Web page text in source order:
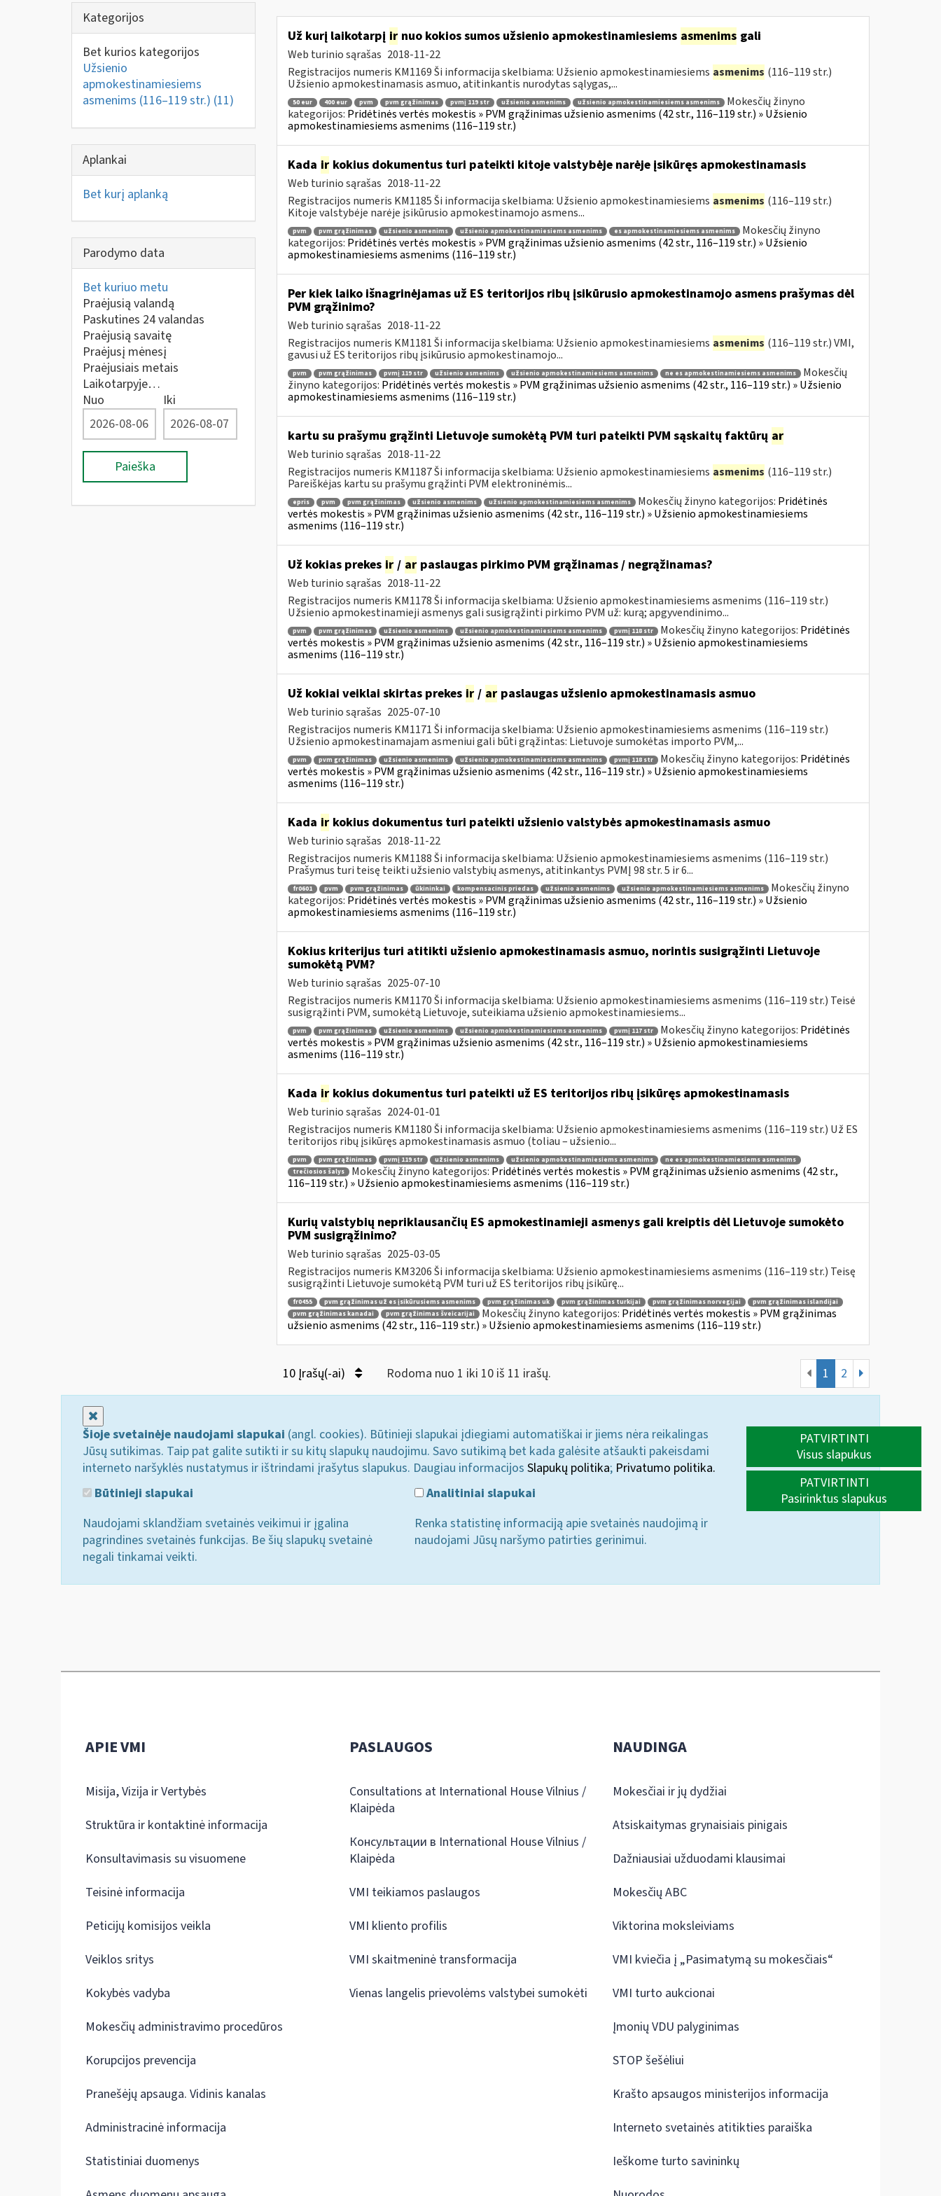
Kategorijos
Bet kurios kategorijos
Užsienio
apmokestinamiesiems
asmenims (116–119 str.) (11)
Aplankai
Bet kurį aplanką
Parodymo data
Bet kuriuo metu
Praėjusią valandą
Paskutines 24 valandas
Praėjusią savaitę
Praėjusį mėnesį
Praėjusiais metais
Laikotarpyje…
Nuo
Iki
Paieška
Už kurį laikotarpį irnuo kokios sumos užsienio apmokestinamiesiems asmenims gali
Web turinio sąrašas 2018-11-22
Registracijos numeris KM1169 Ši informacija skelbiama: Užsienio apmokestinamiesiems asmenims (116–119 str.)
Užsienio apmokestinamasis asmuo, atitinkantis nurodytas sąlygas,...
50 eur 400 eur pvm pvm grąžinimas pvmį 119 str užsienio asmenims užsienio apmokestinamiesiems asmenims
Mokesčių žinyno
kategorijos: Pridėtinės vertės mokestis » PVM grąžinimas užsienio asmenims (42 str., 116–119 str.) » Užsienio
apmokestinamiesiems asmenims (116–119 str.)
Kada irkokius dokumentus turi pateikti kitoje valstybėje narėje įsikūręs apmokestinamasis
Web turinio sąrašas 2018-11-22
Registracijos numeris KM1185 Ši informacija skelbiama: Užsienio apmokestinamiesiems asmenims (116–119 str.)
Kitoje valstybėje narėje įsikūrusio apmokestinamojo asmens...
pvm pvm grąžinimas užsienio asmenims užsienio apmokestinamiesiems asmenims es apmokestinamiesiems asmenims
Mokesčių žinyno
kategorijos: Pridėtinės vertės mokestis » PVM grąžinimas užsienio asmenims (42 str., 116–119 str.) » Užsienio
apmokestinamiesiems asmenims (116–119 str.)
Per kiek laiko išnagrinėjamas už ES teritorijos ribų įsikūrusio apmokestinamojo asmens prašymas dėl
PVM grąžinimo?
Web turinio sąrašas 2018-11-22
Registracijos numeris KM1181 Ši informacija skelbiama: Užsienio apmokestinamiesiems asmenims (116–119 str.) VMI,
gavusi už ES teritorijos ribų įsikūrusio apmokestinamojo...
pvm pvm grąžinimas pvmį 119 str užsienio asmenims užsienio apmokestinamiesiems asmenims ne es apmokestinamiesiems asmenims
Mokesčių
žinyno kategorijos: Pridėtinės vertės mokestis » PVM grąžinimas užsienio asmenims (42 str., 116–119 str.) » Užsienio
apmokestinamiesiems asmenims (116–119 str.)
kartu su prašymu grąžinti Lietuvoje sumokėtą PVM turi pateikti PVM sąskaitų faktūrų ar
Web turinio sąrašas 2018-11-22
Registracijos numeris KM1187 Ši informacija skelbiama: Užsienio apmokestinamiesiems asmenims (116–119 str.)
Pareiškėjas kartu su prašymu grąžinti PVM elektroninėmis...
epris pvm pvm grąžinimas užsienio asmenims užsienio apmokestinamiesiems asmenims Mokesčių žinyno kategorijos: Pridėtinės
vertės mokestis » PVM grąžinimas užsienio asmenims (42 str., 116–119 str.) » Užsienio apmokestinamiesiems
asmenims (116–119 str.)
Už kokias prekes ir/ arpaslaugas pirkimo PVM grąžinamas / negrąžinamas?
Web turinio sąrašas 2018-11-22
Registracijos numeris KM1178 Ši informacija skelbiama: Užsienio apmokestinamiesiems asmenims (116–119 str.)
Užsienio apmokestinamieji asmenys gali susigrąžinti pirkimo PVM už: kurą; apgyvendinimo...
pvm pvm grąžinimas užsienio asmenims užsienio apmokestinamiesiems asmenims pvmį 118 str Mokesčių žinyno kategorijos: Pridėtinės
vertės mokestis » PVM grąžinimas užsienio asmenims (42 str., 116–119 str.) » Užsienio apmokestinamiesiems
asmenims (116–119 str.)
Už kokiai veiklai skirtas prekes ir/ arpaslaugas užsienio apmokestinamasis asmuo
Web turinio sąrašas 2025-07-10
Registracijos numeris KM1171 Ši informacija skelbiama: Užsienio apmokestinamiesiems asmenims (116–119 str.)
Užsienio apmokestinamajam asmeniui gali būti grąžintas: Lietuvoje sumokėtas importo PVM,...
pvm pvm grąžinimas užsienio asmenims užsienio apmokestinamiesiems asmenims pvmį 118 str Mokesčių žinyno kategorijos: Pridėtinės
vertės mokestis » PVM grąžinimas užsienio asmenims (42 str., 116–119 str.) » Užsienio apmokestinamiesiems
asmenims (116–119 str.)
Kada irkokius dokumentus turi pateikti užsienio valstybės apmokestinamasis asmuo
Web turinio sąrašas 2018-11-22
Registracijos numeris KM1188 Ši informacija skelbiama: Užsienio apmokestinamiesiems asmenims (116–119 str.)
Prašymus turi teisę teikti užsienio valstybių asmenys, atitinkantys PVMĮ 98 str. 5 ir 6...
fr0601 pvm pvm grąžinimas ūkininkai kompensacinis priedas užsienio asmenims užsienio apmokestinamiesiems asmenims
Mokesčių žinyno
kategorijos: Pridėtinės vertės mokestis » PVM grąžinimas užsienio asmenims (42 str., 116–119 str.) » Užsienio
apmokestinamiesiems asmenims (116–119 str.)
Kokius kriterijus turi atitikti užsienio apmokestinamasis asmuo, norintis susigrąžinti Lietuvoje
sumokėtą PVM?
Web turinio sąrašas 2025-07-10
Registracijos numeris KM1170 Ši informacija skelbiama: Užsienio apmokestinamiesiems asmenims (116–119 str.) Teisė
susigrąžinti PVM, sumokėtą Lietuvoje, suteikiama užsienio apmokestinamiesiems...
pvm pvm grąžinimas užsienio asmenims užsienio apmokestinamiesiems asmenims pvmį 117 str Mokesčių žinyno kategorijos: Pridėtinės
vertės mokestis » PVM grąžinimas užsienio asmenims (42 str., 116–119 str.) » Užsienio apmokestinamiesiems
asmenims (116–119 str.)
Kada irkokius dokumentus turi pateikti už ES teritorijos ribų įsikūręs apmokestinamasis
Web turinio sąrašas 2024-01-01
Registracijos numeris KM1180 Ši informacija skelbiama: Užsienio apmokestinamiesiems asmenims (116–119 str.) Už ES
teritorijos ribų įsikūręs apmokestinamasis asmuo (toliau – užsienio...
pvm pvm grąžinimas pvmį 119 str užsienio asmenims užsienio apmokestinamiesiems asmenims
ne es apmokestinamiesiems asmenims
trečiosios šalys
Mokesčių žinyno kategorijos: Pridėtinės vertės mokestis » PVM grąžinimas užsienio asmenims (42 str.,
116–119 str.) » Užsienio apmokestinamiesiems asmenims (116–119 str.)
Kurių valstybių nepriklausančių ES apmokestinamieji asmenys gali kreiptis dėl Lietuvoje sumokėto
PVM susigrąžinimo?
Web turinio sąrašas 2025-03-05
Registracijos numeris KM3206 Ši informacija skelbiama: Užsienio apmokestinamiesiems asmenims (116–119 str.) Teisę
susigrąžinti Lietuvoje sumokėtą PVM turi už ES teritorijos ribų įsikūrę...
fr0455 pvm grąžinimas už es įsikūrusiems asmenims pvm grąžinimas uk pvm grąžinimas turkijai pvm grąžinimas norvegijai
pvm grąžinimas islandijai
pvm grąžinimas kanadai
pvm grąžinimas šveicarijai Mokesčių žinyno kategorijos: Pridėtinės vertės mokestis » PVM grąžinimas
užsienio asmenims (42 str., 116–119 str.) » Užsienio apmokestinamiesiems asmenims (116–119 str.)
10 Įrašų(-ai) Rodoma nuo 1 iki 10 iš 11 irašų. 1 2
Šioje svetainėje naudojami slapukai (angl. cookies). Būtinieji slapukai įdiegiami automatiškai ir jiems nėra reikalingas
Jūsų sutikimas. Taip pat galite sutikti ir su kitų slapukų naudojimu. Savo sutikimą bet kada galėsite atšaukti pakeisdami
interneto naršyklės nustatymus ir ištrindami įrašytus slapukus. Daugiau informacijos Slapukų politika; Privatumo politika.
Būtinieji slapukai
Naudojami sklandžiam svetainės veikimui ir įgalina
pagrindines svetainės funkcijas. Be šių slapukų svetainė
negali tinkamai veikti.
Analitiniai slapukai
Renka statistinę informaciją apie svetainės naudojimą ir
naudojami Jūsų naršymo patirties gerinimui.
PATVIRTINTI
Visus slapukus
PATVIRTINTI
Pasirinktus slapukus
APIE VMI
Misija, Vizija ir Vertybės
Struktūra ir kontaktinė informacija
Konsultavimasis su visuomene
Teisinė informacija
Peticijų komisijos veikla
Veiklos sritys
Kokybės vadyba
Mokesčių administravimo procedūros
Korupcijos prevencija
Pranešėjų apsauga. Vidinis kanalas
Administracinė informacija
Statistiniai duomenys
PASLAUGOS
Consultations at International House Vilnius /
Klaipėda
Консультации в International House Vilnius /
Klaipėda
VMI teikiamos paslaugos
VMI kliento profilis
VMI skaitmeninė transformacija
Vienas langelis prievolėms valstybei sumokėti
NAUDINGA
Mokesčiai ir jų dydžiai
Atsiskaitymas grynaisiais pinigais
Dažniausiai užduodami klausimai
Mokesčių ABC
Viktorina moksleiviams
VMI kviečia į „Pasimatymą su mokesčiais“
VMI turto aukcionai
Įmonių VDU palyginimas
STOP šešėliui
Krašto apsaugos ministerijos informacija
Interneto svetainės atitikties paraiška
Ieškome turto savininkų